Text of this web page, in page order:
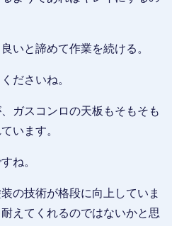
いと諦めて作業を続ける。
ださいね。
ガスコンロの天板もそもそも
います。
ね。
の技術が格段に向上していま
えてくれるのではないかと思